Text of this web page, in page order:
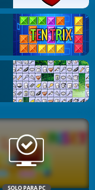
SOLO PARA PC